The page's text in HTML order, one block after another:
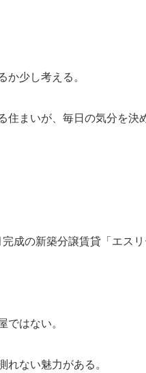
か少し考える。
住まいが、毎日の気分を決
成の新築分譲賃貸「エス
ではない。
れない魅力がある。